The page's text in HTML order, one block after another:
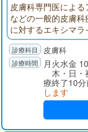
皮膚科専門医によ
などの一般的皮膚
に対するエキシマ
心に行います。地
適切な役割を果たせ
皮膚科
月火水金
木・日・
療終了10
します